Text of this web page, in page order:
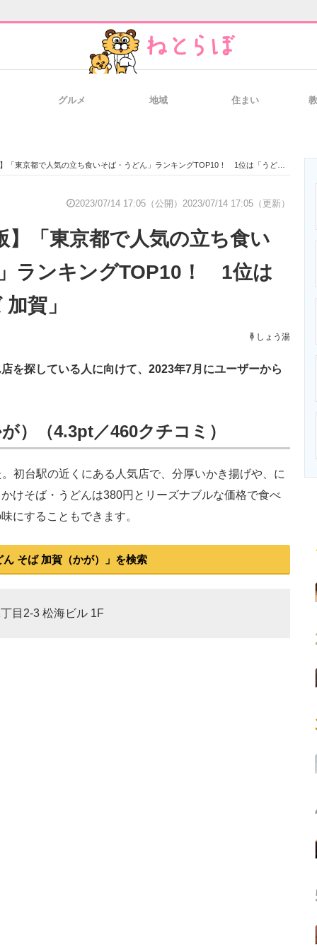
経営リーダー
製造業のIT導入
エネルギーの
グルメ 地域 住まい
東京都で人気の立ち食いそば・うどん」ランキングTOP10！ 1位は「うどん そば 加賀」
2023/07/14 17:05（公開） 2023/07/14 17:05（更新）
】「東京都で人気の立ち食い
ランキングTOP10！ 1位は
賀」
しょう湯
探している人に向けて、2023年7月にユーザーから
）（4.3pt／460クチコミ）
台駅の近くにある人気店で、分厚いかき揚げや、に
けそば・うどんは380円とリーズナブルな価格で食べ
にすることもできます。
そば 加賀（かが）」を検索
目2-3 松海ビル 1F